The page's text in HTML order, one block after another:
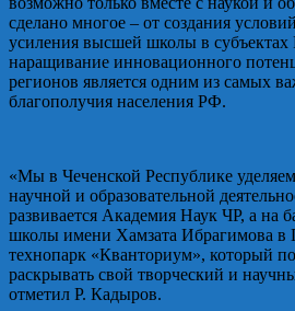
сделано многое – от создания
усиления высшей школы в
наращивание инновационного
регионов является одним из самых
благополучия населения РФ.
«Мы в Чеченской Республике
научной и образовательной
развивается Академия Наук ЧР, а на
школы имени Хамзата Ибрагимова в
технопарк «Кванториум», который
раскрывать свой творческий и
отметил Р. Кадыров.